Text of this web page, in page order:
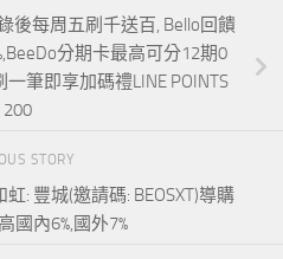
後每周五刷千送百, Bello回饋
分期卡最高可分12期0
筆即享加碼禮LINE POINTS
200
STORY
: 豐城(邀請碼: BEOSXT)導購
國內6%,國外7%